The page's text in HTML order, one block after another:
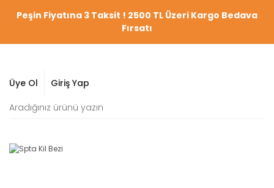
Peşin Fiyatına 3 Taksit ! 2500 TL Üzeri Kargo Bedava
Fırsatı
Üye Ol Giriş Yap